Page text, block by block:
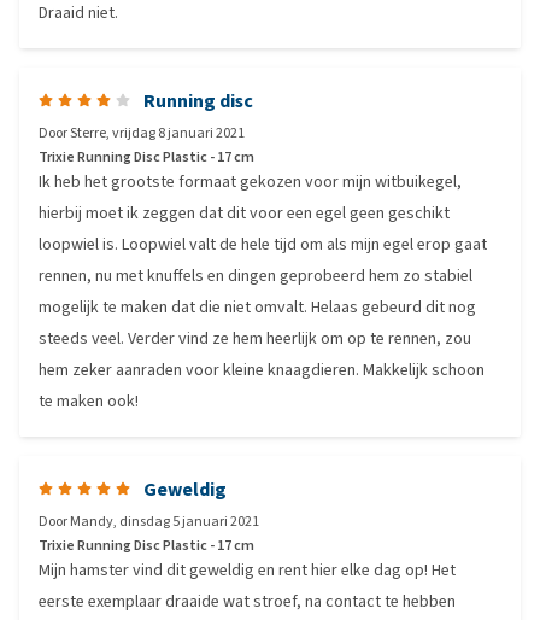
Draaid niet.
Running disc
DoorSterre,vrijdag 8 januari 2021
Trixie Running Disc Plastic - 17 cm
Ik heb het grootste formaat gekozen voor mijn witbuikegel,
hierbij moet ik zeggen dat dit voor een egel geen geschikt
loopwiel is. Loopwiel valt de hele tijd om als mijn egel erop gaat
rennen, nu met knuffels en dingen geprobeerd hem zo stabiel
mogelijk te maken dat die niet omvalt. Helaas gebeurd dit nog
steeds veel. Verder vind ze hem heerlijk om op te rennen, zou
hem zeker aanraden voor kleine knaagdieren. Makkelijk schoon
te maken ook!
Geweldig
DoorMandy, dinsdag 5 januari 2021
Trixie Running Disc Plastic - 17 cm
Mijn hamster vind dit geweldig en rent hier elke dag op! Het
eerste exemplaar draaide wat stroef, na contact te hebben